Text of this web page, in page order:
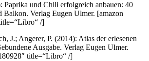
Paprika und Chili erfolgreich anbauen: 40
Balkon. Verlag Eugen Ulmer. [amazon
/]
J.; Angerer, P. (2014): Atlas der erlesenen
Ausgabe. Verlag Eugen Ulmer.
title=“Libro“ /]